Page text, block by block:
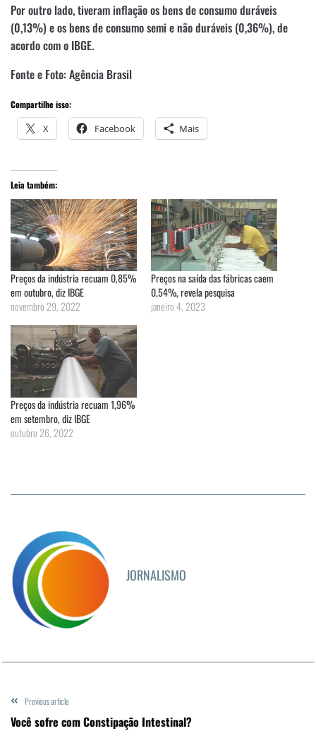
Por outro lado, tiveram inflação os bens de consumo duráveis
(0,13%) e os bens de consumo semi e não duráveis (0,36%), de
acordo com o IBGE.
Fonte e Foto: Agência Brasil
Compartilhe isso:
X Facebook Mais
Leia também:
Preços da indústria recuam 0,85%
em outubro, diz IBGE
novembro 29, 2022
Preços na saída das fábricas caem
0,54%, revela pesquisa
janeiro 4, 2023
Preços da indústria recuam 1,96%
em setembro, diz IBGE
outubro 26, 2022
JORNALISMO
Previous article
Você sofre com Constipação Intestinal?